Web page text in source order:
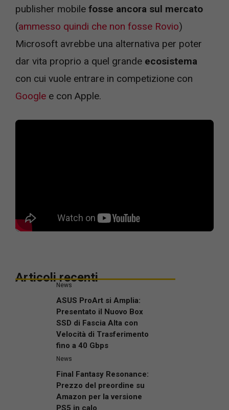
publisher mobile fosse ancora sul mercato
(ammesso quindi che non fosse Rovio)
Microsoft avrebbe una alternativa per poter
dar vita proprio a quel grande ecosistema
con cui vuole entrare in competizione con
Google e con Apple.
Articoli recenti
News
ASUS ProArt si Amplia:
Presentato il Nuovo Box
SSD di Fascia Alta con
Velocità di Trasferimento
fino a 40 Gbps
News
Final Fantasy Resonance:
Prezzo del preordine su
Amazon per la versione
PS5 in calo